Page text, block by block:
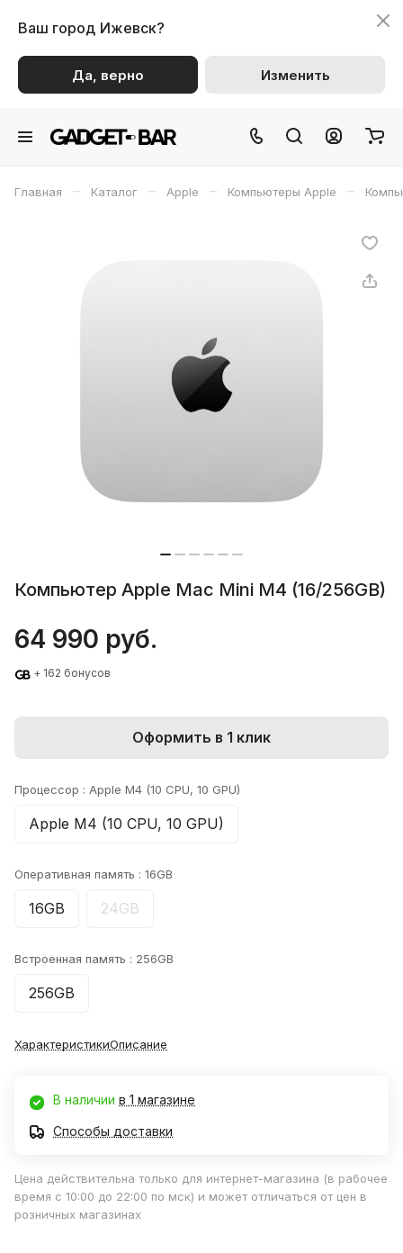
Ваш город Ижевск?
Да, верно Изменить
Главная – Каталог – Apple – Компьютеры Apple –
Компьютер Apple Mac Mini M4 (16/256GB)
64 990 руб.
+ 162 бонусов
Оформить в 1 клик
Процессор : Apple M4 (10 CPU, 10 GPU)
Apple M4 (10 CPU, 10 GPU)
Оперативная память : 16GB
16GB 24GB
Встроенная память : 256GB
256GB
ХарактеристикиОписание
В наличии в 1 магазине
Способы доставки
Цена действительна только для интернет-магазина (в рабочее
время с 10:00 до 22:00 по мск) и может отличаться от цен в
розничных магазинах